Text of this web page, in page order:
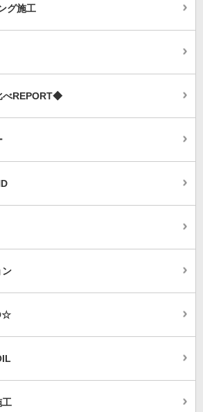
グ施工
べREPORT◆
ン
工